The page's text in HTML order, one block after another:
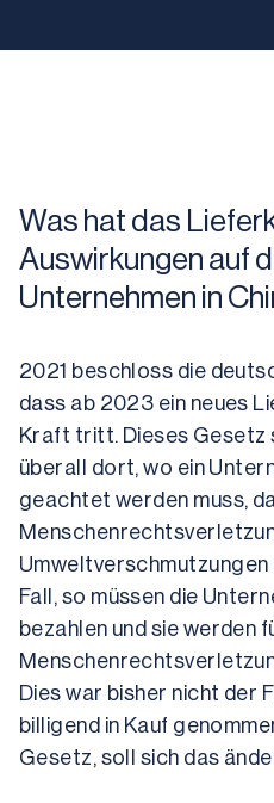
Was hat das
Auswirkungen auf
Unternehmen in
2021 beschloss die
dass ab 2023 ein neues
Kraft tritt. Dieses Gesetz
überall dort, wo ein
geachtet werden muss,
Umweltverschmutzungen
Fall, so müssen die
bezahlen und sie werden
Dies war bisher nicht der
billigend in Kauf
Gesetz, soll sich das